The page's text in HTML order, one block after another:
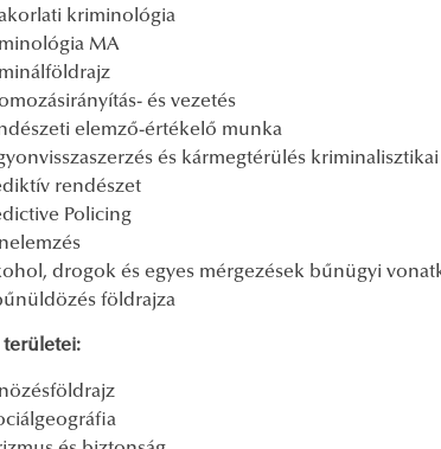
kriminológia
MA
és vezetés
elemző-értékelő munka
és kármegtérülés
rendészet
Policing
drogok és egyes mérgezések bűnügyi
földrajza
területei: